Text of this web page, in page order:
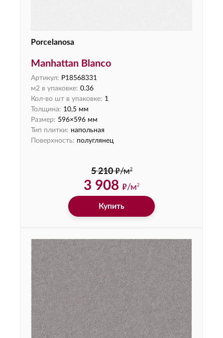
Porcelanosa
Manhattan Blanco
Артикул: P18568331
м2 в упаковке: 0.36
Кол-во шт в упаковке: 1
Толщина: 10,5 мм
Размер: 596×596 мм
Тип плитки: напольная
Поверхность: полуглянец
5 210 ф/м2
3 908 ф/м2
Купить